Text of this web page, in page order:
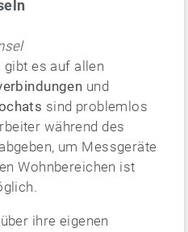
es auf allen
und
sind problemlos
während des
um Messgeräte
Wohnbereichen ist
ihre eigenen